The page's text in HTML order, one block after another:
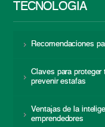
TECNOLOGÍA
Recomendaciones
Claves para
prevenir estafas
Ventajas de la
emprendedores